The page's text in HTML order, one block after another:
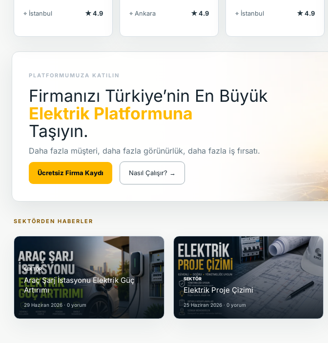
⌖ İstanbul ★ 4.9 ⌖ Ankara ★ 4.9 ⌖ İstanbul ★ 4.9
PLATFORMUMUZA KATILIN
Firmanızı Türkiye’nin En Büyük
Elektrik Platformuna
Taşıyın.
Daha fazla müşteri, daha fazla görünürlük, daha fazla iş fırsatı.
Ücretsiz Firma Kaydı Nasıl Çalışır? →
SEKTÖRDEN HABERLER
SEKTÖR
Araç Şarj İstasyonu Elektrik Güç
Artırımı
29 Haziran 2026 · 0 yorum
SEKTÖR
Elektrik Proje Çizimi
25 Haziran 2026 · 0 yorum